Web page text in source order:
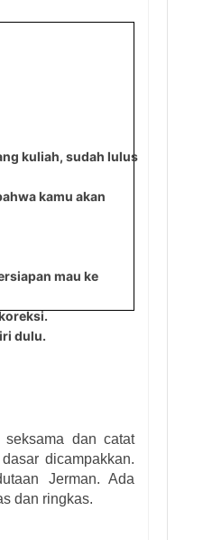
kuliah, sudah lulus
kamu akan
mau ke
dulu.
dan catat
dicampakkan.
Jerman. Ada
dan ringkas.